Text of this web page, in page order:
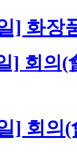
] 화장
] 회의(
] 회의